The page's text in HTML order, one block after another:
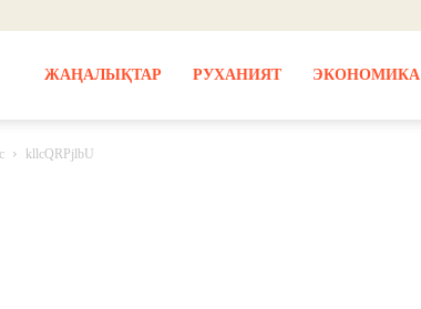
ЖАҢАЛЫҚТАР РУХАНИЯТ ЭКОНОМИКА
kllcQRPjlbU